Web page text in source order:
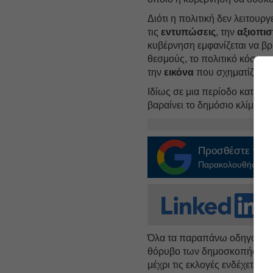
Διότι η πολιτική δεν
τιςεντυπώσεις, την
κυβέρνηση εμφανίζεται να
θεσμούς, το πολιτικό
τηνεικόνα που σχηματίζουν
Ιδίως σε μια περίοδο κατά
βαραίνει το δημόσιο κλίμα
Προσθέστε το
Παρακολουθήστε
Όλα τα παραπάνω οδηγούν
θόρυβο των
μέχρι τις εκλογές ενδέχεται